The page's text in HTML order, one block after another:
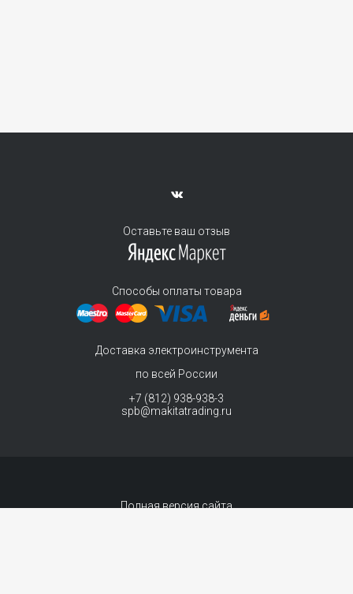
Оставьте ваш отзыв
Способы оплаты товара
Доставка электроинструмента
по всей России
+7 (812) 938-938-3
spb@makitatrading.ru
Полная версия сайта